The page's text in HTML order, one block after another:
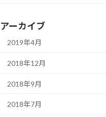
アーカイブ
2019年4月
2018年12月
2018年9月
2018年7月